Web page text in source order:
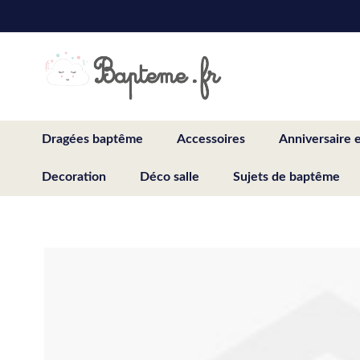
to
Dragées baptême Accessoires Anniversaire
Decoration Déco salle Sujets de baptême